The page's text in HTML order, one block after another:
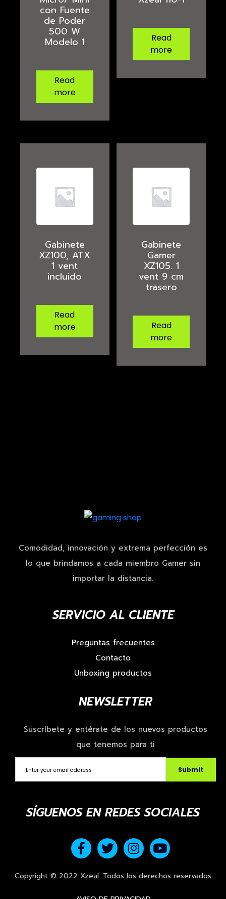
con Fuente
de Poder
500 W
Modelo 1
Read
more
Read
more
Gabinete
XZ100, ATX
1 vent
incluido
Read
more
Gabinete
Gamer
XZ105. 1
vent 9 cm
trasero
Read
more
Comodidad, innovación y extrema perfección es
lo que brindamos a cada miembro Gamer sin
importar la distancia.
SERVICIO AL CLIENTE
Preguntas frecuentes
Contacto
Unboxing productos
NEWSLETTER
Suscríbete y entérate de los nuevos productos
que tenemos para ti
Submit
SÍGUENOS EN REDES SOCIALES
Copyright © 2022 Xzeal. Todos los derechos reservados